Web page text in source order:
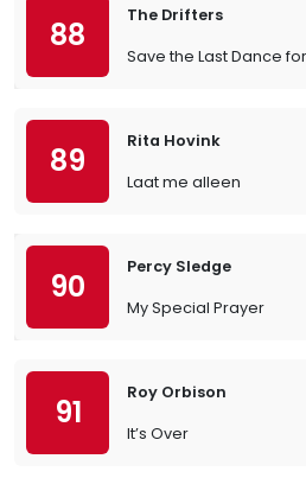
88
The Drifters
Save the Last Dance
89
Rita Hovink
Laat me alleen
90
Percy Sledge
My Special Prayer
91
Roy Orbison
It’s Over